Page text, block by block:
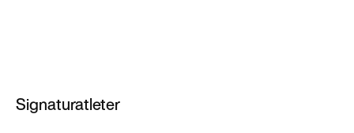
PG 6
Signaturatleter